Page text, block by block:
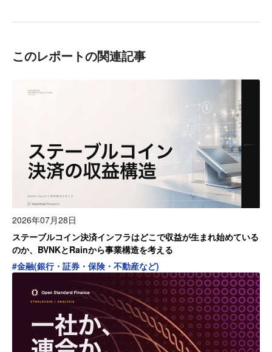
このレポートの関連記事
2026年07月28日
ステーブルコイン決済インフラはどこで収益が生まれ始めている
のか、BVNKとRainから事業構造を考える
#金融(銀行・証券・保険・不動産など)